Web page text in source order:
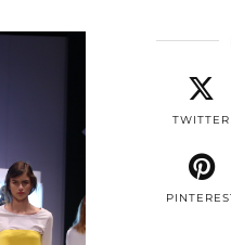
TWITTER